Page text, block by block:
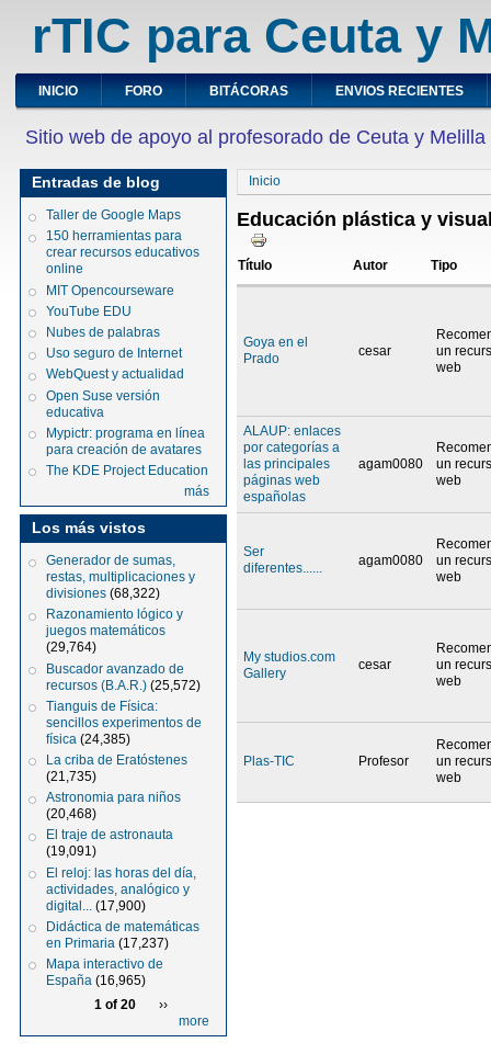
rTIC para Ceuta y
INICIO FORO BITÁCORAS ENVIOS RECIENTES
Sitio web de apoyo al profesorado de Ceuta y Melilla
Entradas de blog
Taller de Google Maps
150 herramientas para
crear recursos educativos
online
MIT Opencourseware
YouTube EDU
Nubes de palabras
Uso seguro de Internet
WebQuest y actualidad
Open Suse versión
educativa
Mypictr: programa en línea
para creación de avatares
The KDE Project Education
más
Los más vistos
Generador de sumas,
restas, multiplicaciones y
divisiones (68,322)
Razonamiento lógico y
juegos matemáticos
(29,764)
Buscador avanzado de
recursos (B.A.R.) (25,572)
Tianguis de Física:
sencillos experimentos de
física (24,385)
La criba de Eratóstenes
(21,735)
Astronomia para niños
(20,468)
El traje de astronauta
(19,091)
El reloj: las horas del día,
actividades, analógico y
digital...
(17,900)
Didáctica de matemáticas
en Primaria (17,237)
Mapa interactivo de
España (16,965)
1 of 20
››
more
Inicio
Educación plástica y
Título Autor Tipo
Goya en el
Prado
cesar
un
web
ALAUP: enlaces
por categorías a
las principales
páginas web
españolas
agam0080
un
web
Ser
diferentes......
agam0080
un
web
My studios.com
Gallery
cesar
un
web
Plas-TIC Profesor
un
web